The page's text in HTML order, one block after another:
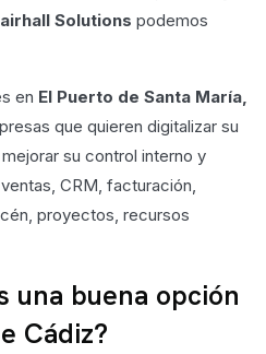
Solutions podemos
en El Puerto de Santa María,
que quieren digitalizar su
su control interno y
CRM, facturación,
proyectos, recursos
una buena opción
Cádiz?